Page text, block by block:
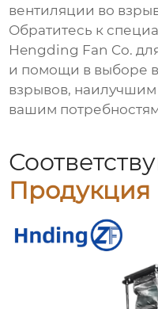
вентиляции во
Обратитесь к
Hengding Fan Co.
и помощи в выборе
взрывов,
вашим
Продукция